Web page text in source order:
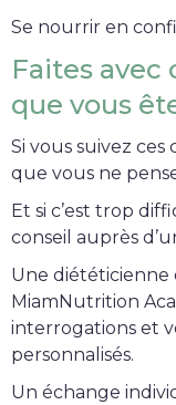
Se nourrir en
Faites avec
que vous
Si vous suivez ces
que vous ne
Et si c’est trop
conseil auprès
Une
MiamNutrition
interrogations et
personnalisés.
Un échange